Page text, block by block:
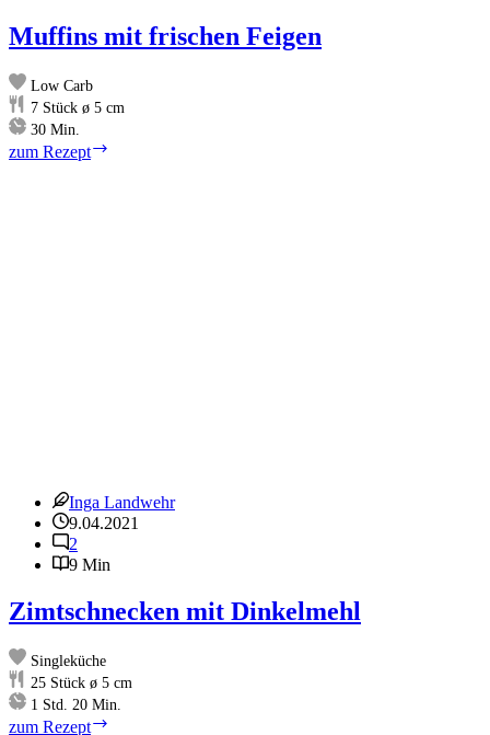
Muffins mit frischen Feigen
Low Carb
7 Stück ø 5 cm
30Minuten
Min.
zum Rezept
Inga Landwehr
9.04.2021
2
9 Min
Zimtschnecken mit Dinkelmehl
Singleküche
25 Stück ø 5 cm
1 Stunde
Std. 20Minuten
Min.
zum Rezept